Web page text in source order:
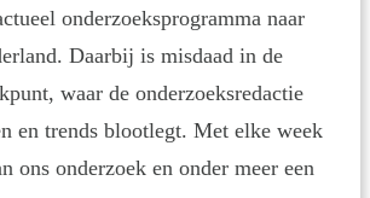
onderzoeksprogramma naar
Daarbij is misdaad in de
waar de onderzoeksredactie
en trends blootlegt. Met elke week
ons onderzoek en onder meer een